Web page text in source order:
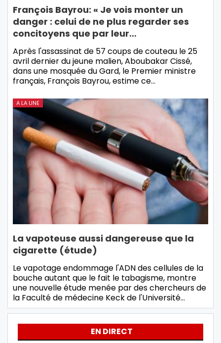
François Bayrou: « Je vois monter un
danger : celui de ne plus regarder ses
concitoyens que par leur…
Après l'assassinat de 57 coups de couteau le 25
avril dernier du jeune malien, Aboubakar Cissé,
dans une mosquée du Gard, le Premier ministre
français, François Bayrou, estime ce…
A LA UNE
La vapoteuse aussi dangereuse que la
cigarette (étude)
Le vapotage endommage l'ADN des cellules de la
bouche autant que le fait le tabagisme, montre
une nouvelle étude menée par des chercheurs de
la Faculté de médecine Keck de l'Université…
EN DIRECT